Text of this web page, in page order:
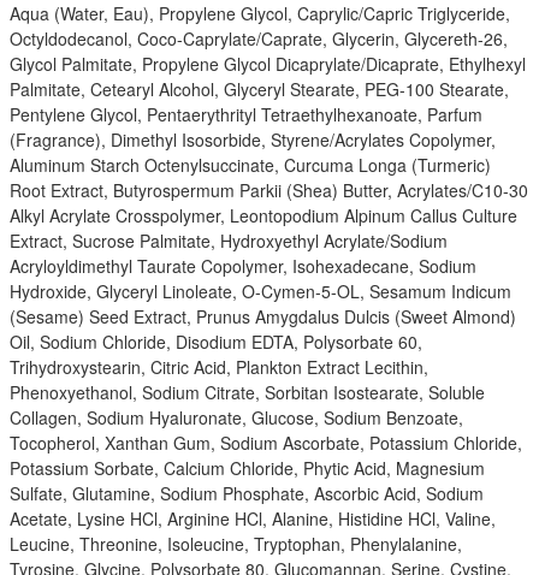
Aqua (Water, Eau), Propylene Glycol, Caprylic/Capric Triglyceride,
Octyldodecanol, Coco-Caprylate/Caprate, Glycerin, Glycereth-26,
Glycol Palmitate, Propylene Glycol Dicaprylate/Dicaprate, Ethylhexyl
Palmitate, Cetearyl Alcohol, Glyceryl Stearate, PEG-100 Stearate,
Pentylene Glycol, Pentaerythrityl Tetraethylhexanoate, Parfum
(Fragrance), Dimethyl Isosorbide, Styrene/Acrylates Copolymer,
Aluminum Starch Octenylsuccinate, Curcuma Longa (Turmeric)
Root Extract, Butyrospermum Parkii (Shea) Butter, Acrylates/C10-30
Alkyl Acrylate Crosspolymer, Leontopodium Alpinum Callus Culture
Extract, Sucrose Palmitate, Hydroxyethyl Acrylate/Sodium
Acryloyldimethyl Taurate Copolymer, Isohexadecane, Sodium
Hydroxide, Glyceryl Linoleate, O-Cymen-5-OL, Sesamum Indicum
(Sesame) Seed Extract, Prunus Amygdalus Dulcis (Sweet Almond)
Oil, Sodium Chloride, Disodium EDTA, Polysorbate 60,
Trihydroxystearin, Citric Acid, Plankton Extract Lecithin,
Phenoxyethanol, Sodium Citrate, Sorbitan Isostearate, Soluble
Collagen, Sodium Hyaluronate, Glucose, Sodium Benzoate,
Tocopherol, Xanthan Gum, Sodium Ascorbate, Potassium Chloride,
Potassium Sorbate, Calcium Chloride, Phytic Acid, Magnesium
Sulfate, Glutamine, Sodium Phosphate, Ascorbic Acid, Sodium
Acetate, Lysine HCl, Arginine HCl, Alanine, Histidine HCl, Valine,
Leucine, Threonine, Isoleucine, Tryptophan, Phenylalanine,
Tyrosine, Glycine, Polysorbate 80, Glucomannan, Serine, Cystine,